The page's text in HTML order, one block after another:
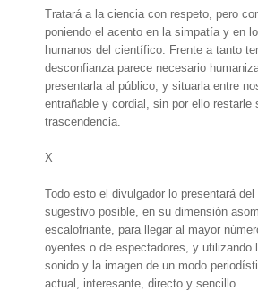
Tratará a la ciencia con respeto, pero
poniendo el acento en la simpatía y en
humanos del científico. Frente a tanto
desconfianza parece necesario
presentarla al público, y situarla entre
entrañable y cordial, sin por ello restarle
trascendencia.
X
Todo esto el divulgador lo presentará del
sugestivo posible, en su dimensión
escalofriante, para llegar al mayor
oyentes o de espectadores, y utilizando
sonido y la imagen de un modo
actual, interesante, directo y sencillo.